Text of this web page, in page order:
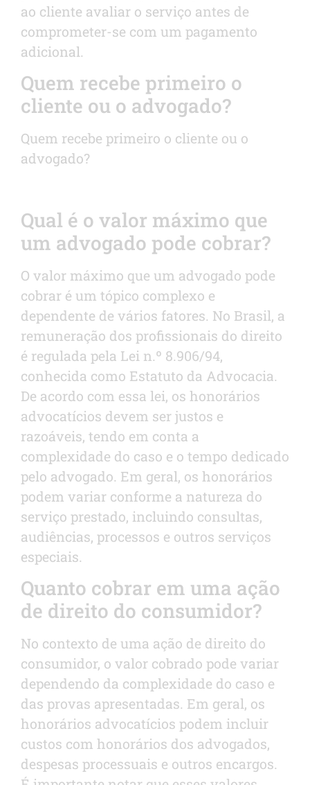
ao cliente avaliar o serviço antes de
comprometer-se com um pagamento
adicional.
Quem recebe primeiro o
cliente ou o advogado?
Quem recebe primeiro o cliente ou o
advogado?
Qual é o valor máximo que
um advogado pode cobrar?
O valor máximo que um advogado pode
cobrar é um tópico complexo e
dependente de vários fatores. No Brasil, a
remuneração dos profissionais do direito
é regulada pela Lei n.º 8.906/94,
conhecida como Estatuto da Advocacia.
De acordo com essa lei, os honorários
advocatícios devem ser justos e
razoáveis, tendo em conta a
complexidade do caso e o tempo dedicado
pelo advogado. Em geral, os honorários
podem variar conforme a natureza do
serviço prestado, incluindo consultas,
audiências, processos e outros serviços
especiais.
Quanto cobrar em uma ação
de direito do consumidor?
No contexto de uma ação de direito do
consumidor, o valor cobrado pode variar
dependendo da complexidade do caso e
das provas apresentadas. Em geral, os
honorários advocatícios podem incluir
custos com honorários dos advogados,
despesas processuais e outros encargos.